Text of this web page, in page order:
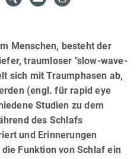
Menschen, besteht der
traumloser "slow-wave-
sich mit Traumphasen ab,
(engl. für rapid eye
Studien zu dem
des Schlafs
und Erinnerungen
Funktion von Schlaf ein